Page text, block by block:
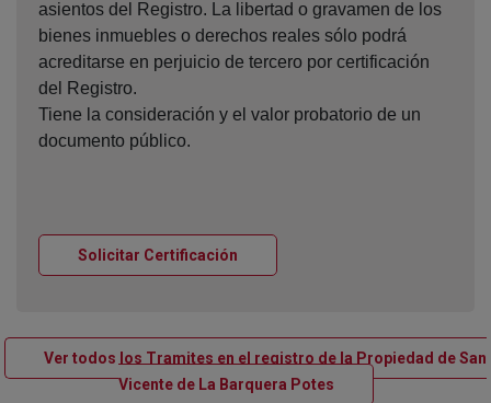
asientos del Registro. La libertad o gravamen de los
bienes inmuebles o derechos reales sólo podrá
acreditarse en perjuicio de tercero por certificación
del Registro.
Tiene la consideración y el valor probatorio de un
documento público.
Solicitar Certificación
Ver todos los Tramites en el registro de la Propiedad de San
Vicente de La Barquera PotesVentana nueva